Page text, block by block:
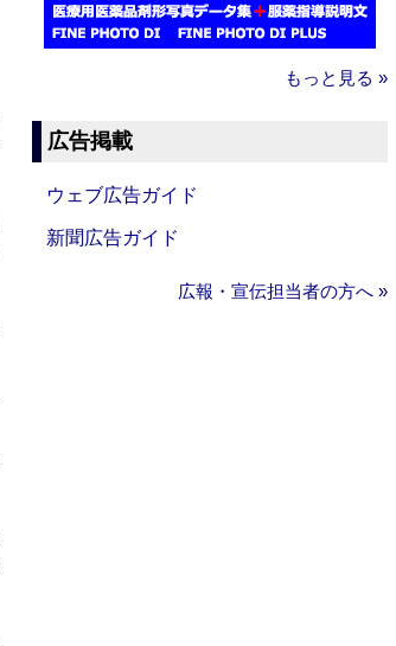
もっと見る »
広告掲載
ウェブ広告ガイド
新聞広告ガイド
広報・宣伝担当者の方へ »